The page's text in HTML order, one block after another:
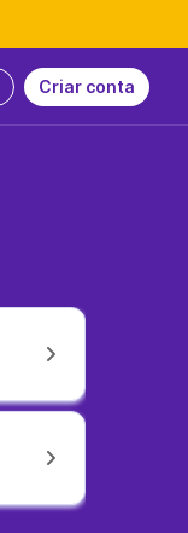
Criar conta